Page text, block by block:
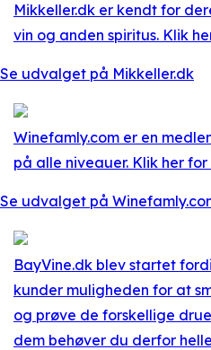
Mikkeller.dk er kendt for
vin og anden spiritus. Klik
Se udvalget på Mikkeller.dk
Winefamly.com er en
på alle niveauer. Klik her
Se udvalget på
BayVine.dk blev startet
kunder muligheden for at
og prøve de forskellige
dem behøver du derfor